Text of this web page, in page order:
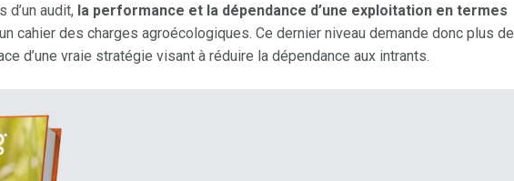
d’un audit, la performance et la dépendance d’une exploitation en termes
cahier des charges agroécologiques. Ce dernier niveau demande donc plus de
d’une vraie stratégie visant à réduire la dépendance aux intrants.